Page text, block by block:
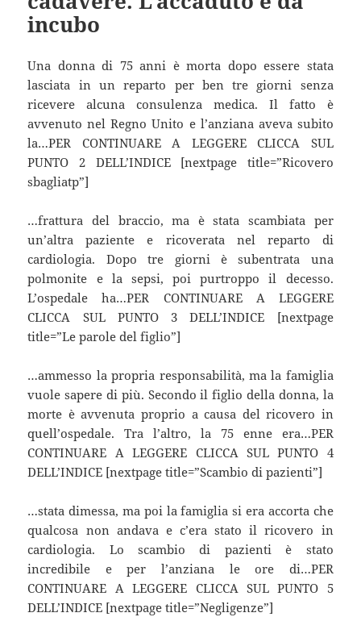
incubo
Una donna di 75 anni è morta dopo essere stata
lasciata in un reparto per ben tre giorni senza
ricevere alcuna consulenza medica. Il fatto è
avvenuto nel Regno Unito e l’anziana aveva subito
la…PER CONTINUARE A LEGGERE CLICCA SUL
PUNTO 2 DELL’INDICE [nextpage title=”Ricovero
sbagliatp”]
…frattura del braccio, ma è stata scambiata per
un’altra paziente e ricoverata nel reparto di
cardiologia. Dopo tre giorni è subentrata una
polmonite e la sepsi, poi purtroppo il decesso.
L’ospedale ha…PER CONTINUARE A LEGGERE
CLICCA SUL PUNTO 3 DELL’INDICE [nextpage
title=”Le parole del figlio”]
…ammesso la propria responsabilità, ma la famiglia
vuole sapere di più. Secondo il figlio della donna, la
morte è avvenuta proprio a causa del ricovero in
quell’ospedale. Tra l’altro, la 75 enne era…PER
CONTINUARE A LEGGERE CLICCA SUL PUNTO 4
DELL’INDICE [nextpage title=”Scambio di pazienti”]
…stata dimessa, ma poi la famiglia si era accorta che
qualcosa non andava e c’era stato il ricovero in
cardiologia. Lo scambio di pazienti è stato
incredibile e per l’anziana le ore di…PER
CONTINUARE A LEGGERE CLICCA SUL PUNTO 5
DELL’INDICE [nextpage title=”Negligenze”]